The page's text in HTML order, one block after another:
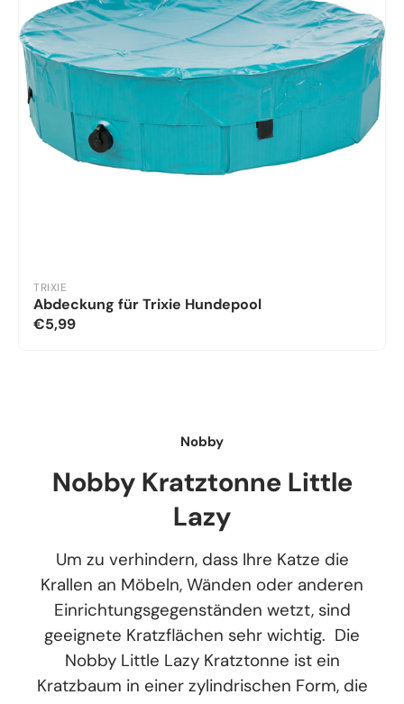
TRIXIE
Abdeckung für Trixie Hundepool
€5,99
Nobby
Nobby Kratztonne Little
Lazy
Um zu verhindern, dass Ihre Katze die
Krallen an Möbeln, Wänden oder anderen
Einrichtungsgegenständen wetzt, sind
geeignete Kratzflächen sehr wichtig. Die
Nobby Little Lazy Kratztonne ist ein
Kratzbaum in einer zylindrischen Form, die